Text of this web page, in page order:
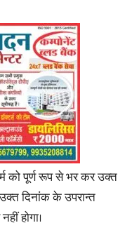
को पूर्ण रूप से भर कर उक्त
दिनांक के उपरान्त
होगा।